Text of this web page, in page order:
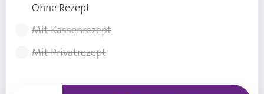
Ohne Rezept
Mit Kassenrezept
Mit Privatrezept